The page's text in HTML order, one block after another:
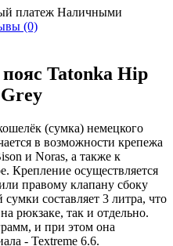
платеж Наличными
(0)
Tatonka Hip
(сумка) немецкого
в возможности крепежа
и Noras, а также к
Крепление осуществляется
правому клапану сбоку
составляет 3 литра, что
рюкзаке, так и отдельно.
и при этом она
- Textreme 6.6.